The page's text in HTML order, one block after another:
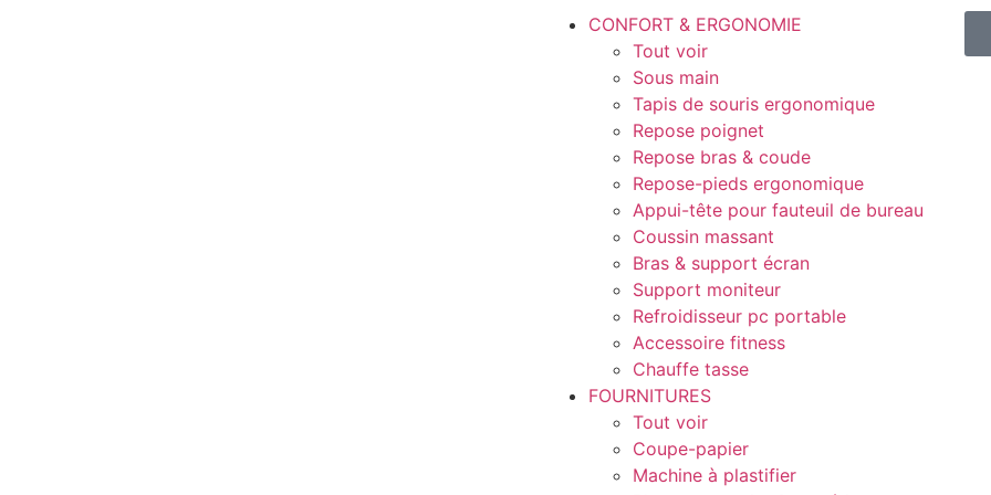
CONFORT & ERGONOMIE
Tout voir
Sous main
Tapis de souris ergonomique
Repose poignet
Repose bras & coude
Repose-pieds ergonomique
Appui-tête pour fauteuil de bureau
Coussin massant
Bras & support écran
Support moniteur
Refroidisseur pc portable
Accessoire fitness
Chauffe tasse
FOURNITURES
Tout voir
Coupe-papier
Machine à plastifier